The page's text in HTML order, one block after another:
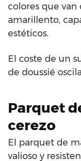
colores que
amarillento,
estéticos.
El coste de un
de doussié
Parquet
cerezo
El parquet de
valioso y